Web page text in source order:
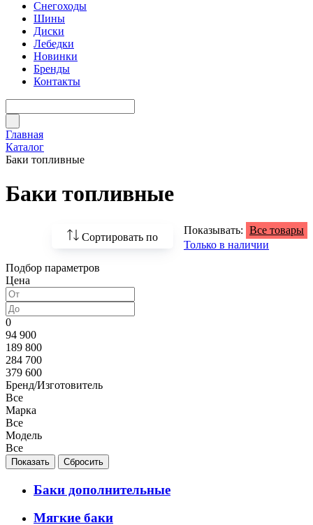
Снегоходы
Шины
Диски
Лебедки
Новинки
Бренды
Контакты
Главная
Каталог
Баки топливные
Баки топливные
Сортировать по
По возрастанию
По популярности
Показывать: Все товары
Только в наличии
Подбор параметров
Цена
0
94 900
189 800
284 700
379 600
Бренд/Изготовитель
Все
Марка
Все
Модель
Все
Баки дополнительные
Мягкие баки